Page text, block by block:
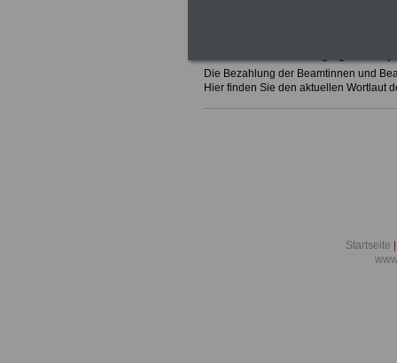
Die Bezahlung der Beamtinnen und
Hier finden Sie den aktuellen Wortlaut
Startseite